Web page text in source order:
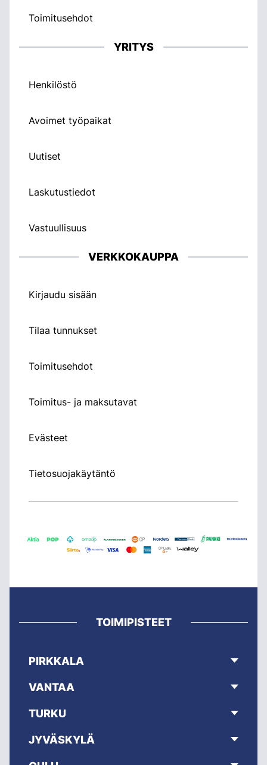
Toimitusehdot
YRITYS
Henkilöstö
Avoimet työpaikat
Uutiset
Laskutustiedot
Vastuullisuus
VERKKOKAUPPA
Kirjaudu sisään
Tilaa tunnukset
Toimitusehdot
Toimitus- ja maksutavat
Evästeet
Tietosuojakäytäntö
TOIMIPISTEET
PIRKKALA
VANTAA
TURKU
JYVÄSKYLÄ